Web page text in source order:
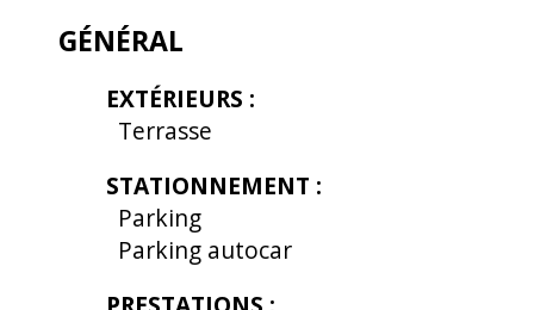
GÉNÉRAL
EXTÉRIEURS :
Terrasse
STATIONNEMENT :
Parking
Parking autocar